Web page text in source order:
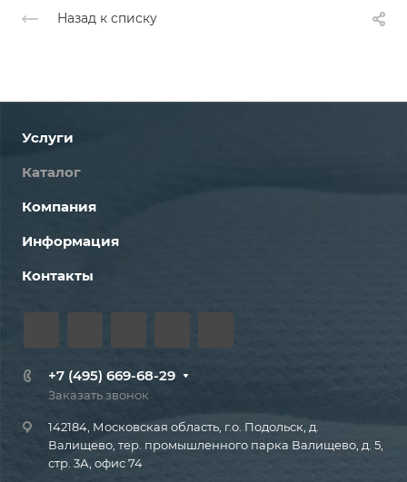
Назад к списку
Услуги
Каталог
Компания
Информация
Контакты
+7 (495) 669-68-29
Заказать звонок
142184, Московская область, г.о. Подольск, д.
Валищево, тер. промышленного парка Валищево, д. 5,
стр. 3А, офис 74